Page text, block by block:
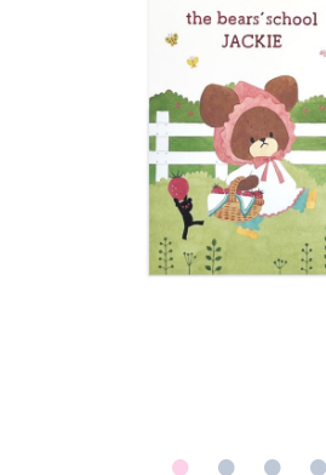
カル・コンサート
みコンテンツ(クイズ・